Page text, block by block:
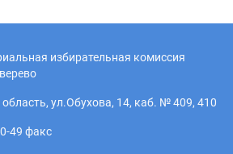
избирательная комиссия
ул.Обухова, 14, каб. № 409, 410
49 факс